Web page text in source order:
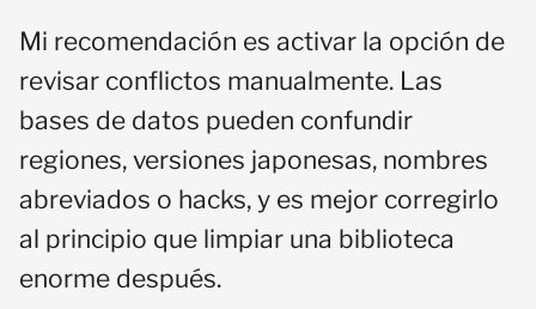
Mi recomendación es activar la opción de
revisar conflictos manualmente. Las
bases de datos pueden confundir
regiones, versiones japonesas, nombres
abreviados o hacks, y es mejor corregirlo
al principio que limpiar una biblioteca
enorme después.